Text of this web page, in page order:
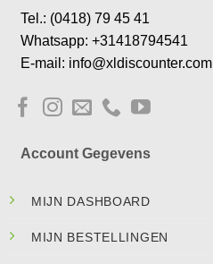
Tel.: (0418) 79 45 41
Whatsapp: +31418794541
E-mail: info@xldiscounter.com
Account Gegevens
MIJN DASHBOARD
MIJN BESTELLINGEN